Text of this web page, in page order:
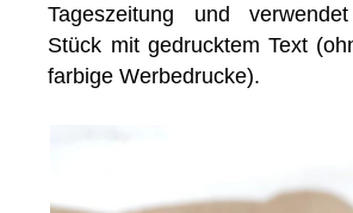
Tageszeitung und
Stück mit gedrucktem Text
farbige Werbedrucke).